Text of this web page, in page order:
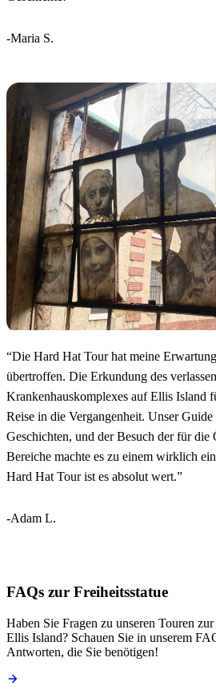
-Maria S.
“Die Hard Hat Tour hat meine
übertroffen. Die Erkundung des
Krankenhauskomplexes auf Ellis Island
Reise in die Vergangenheit. Unser Guide
Geschichten, und der Besuch der für die
Bereiche machte es zu einem wirklich
Hard Hat Tour ist es absolut wert.”
-Adam L.
FAQs zur Freiheitsstatue
Haben Sie Fragen zu unseren Touren
Ellis Island? Schauen Sie in unserem
Antworten, die Sie benötigen!